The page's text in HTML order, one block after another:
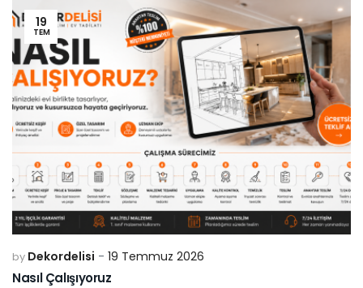
19
TEM
by Dekordelisi 19 Temmuz 2026
Nasıl Çalışıyoruz